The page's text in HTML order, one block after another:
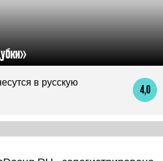
4,0
в русскую